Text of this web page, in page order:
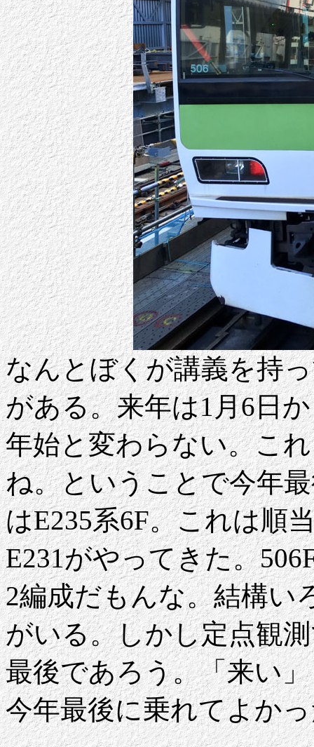
なんとぼくが講義を持
がある。来年は1月6日
年始と変わらない。こ
ね。ということで今年
はE235系6F。これは順
E231がやってきた。
2編成だもんな。結構い
がいる。しかし定点観
最後であろう。「来い
今年最後に乗れてよか